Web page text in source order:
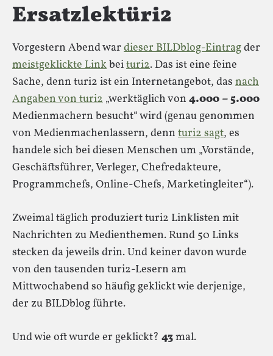
Ersatzlektüri2
Vorgestern Abend war dieser BILDblog-Eintragder
meistgeklickte Linkbeituri2. Das ist eine feine
Sache, denn turi2 ist ein Internetangebot, das nach
Angaben von turi2 „werktäglich von 4.000 – 5.000
Medienmachern besucht“ wird (genau genommen
von Medienmachenlassern, denn turi2 sagt, es
handele sich bei diesen Menschen um „Vorstände,
Geschäftsführer, Verleger, Chefredakteure,
Programmchefs, Online-Chefs, Marketingleiter“).
Zweimal täglich produziert turi2 Linklisten mit
Nachrichten zu Medienthemen. Rund 50 Links
stecken da jeweils drin. Und keiner davon wurde
von den tausenden turi2-Lesern am
Mittwochabend so häufig geklickt wie derjenige,
der zu BILDblog führte.
Und wie oft wurde er geklickt? 43mal.